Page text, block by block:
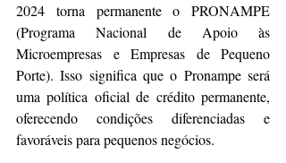
2024 torna permanente o PRONAMPE
(Programa Nacional de Apoio às
Microempresas e Empresas de Pequeno
Porte). Isso significa que o Pronampe será
uma política oficial de crédito permanente,
oferecendo condições diferenciadas e
favoráveis para pequenos negócios.